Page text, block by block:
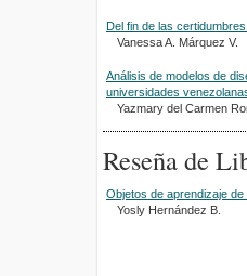
Del fin de las
Vanessa A. Márquez V.
Análisis de modelos de
universidades
Yazmary del Carmen
Reseña de
Objetos de aprendizaje
Yosly Hernández B.